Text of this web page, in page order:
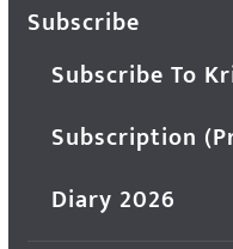
Subscribe
Subscribe To
Subscription
Diary 2026